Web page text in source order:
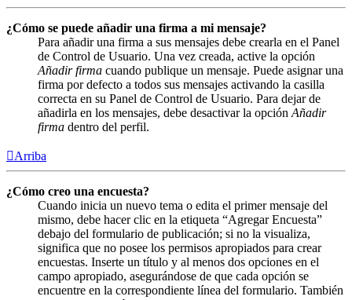
¿Cómo se puede añadir una firma a mi mensaje?
Para añadir una firma a sus mensajes debe crearla en el Panel
de Control de Usuario. Una vez creada, active la opción
Añadir firma cuando publique un mensaje. Puede asignar una
firma por defecto a todos sus mensajes activando la casilla
correcta en su Panel de Control de Usuario. Para dejar de
añadirla en los mensajes, debe desactivar la opción Añadir
firma dentro del perfil.
Arriba
¿Cómo creo una encuesta?
Cuando inicia un nuevo tema o edita el primer mensaje del
mismo, debe hacer clic en la etiqueta “Agregar Encuesta”
debajo del formulario de publicación; si no la visualiza,
significa que no posee los permisos apropiados para crear
encuestas. Inserte un título y al menos dos opciones en el
campo apropiado, asegurándose de que cada opción se
encuentre en la correspondiente línea del formulario. También